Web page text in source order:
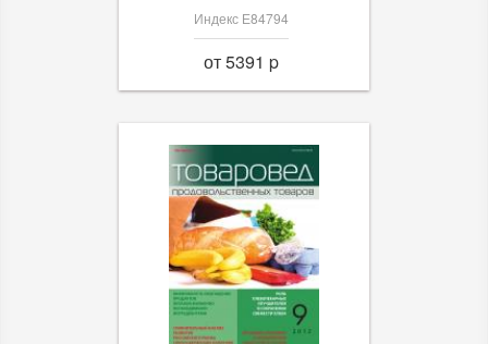
Индекс Е84794
от 5391 p